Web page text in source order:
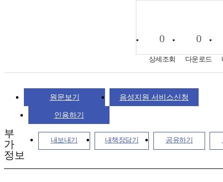
0
상세조회
0
다운로드
원문보기 음성지원 서비스신청
인용하기
내보내기 내책장담기 공유하기
부
가
정보